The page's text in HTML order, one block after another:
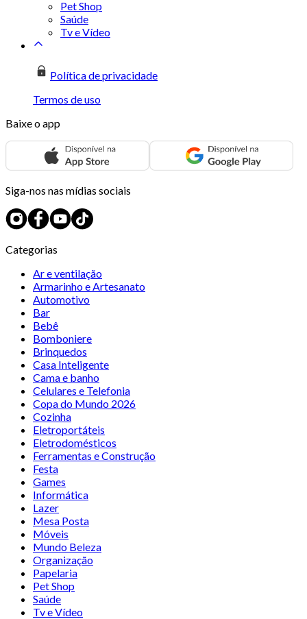
Pet Shop
Saúde
Tv e Vídeo
Política de privacidade
Termos de uso
Baixe o app
Siga-nos nas mídias sociais
Categorias
Ar e ventilação
Armarinho e Artesanato
Automotivo
Bar
Bebê
Bomboniere
Brinquedos
Casa Inteligente
Cama e banho
Celulares e Telefonia
Copa do Mundo 2026
Cozinha
Eletroportáteis
Eletrodomésticos
Ferramentas e Construção
Festa
Games
Informática
Lazer
Mesa Posta
Móveis
Mundo Beleza
Organização
Papelaria
Pet Shop
Saúde
Tv e Vídeo